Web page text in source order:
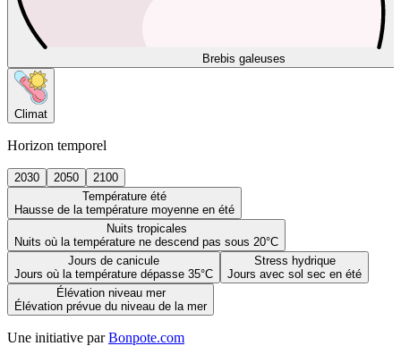
Brebis galeuses
Climat
Horizon temporel
2030 2050
2100
Température été
Hausse de la température moyenne en été
Nuits tropicales
Nuits où la température ne descend pas sous 20°C
Jours de canicule
Jours où la température dépasse 35°C
Stress hydrique
Jours avec sol sec en été
Élévation niveau mer
Élévation prévue du niveau de la mer
Une initiative par Bonpote.com